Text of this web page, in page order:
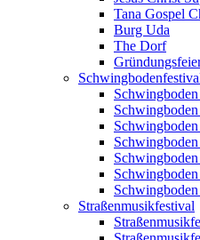
Tana Gospel
Burg Uda
The Dorf
Straßenmusikfestival